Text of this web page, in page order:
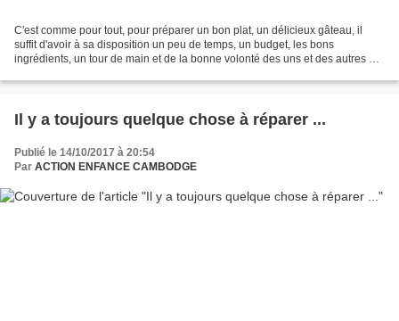
C'est comme pour tout, pour préparer un bon plat, un délicieux gâteau, il
suffit d'avoir à sa disposition un peu de temps, un budget, les bons
ingrédients, un tour de main et de la bonne volonté des uns et des autres et
Il y a toujours quelque chose à réparer ...
Publié le 14/10/2017 à 20:54
Par ACTION ENFANCE CAMBODGE